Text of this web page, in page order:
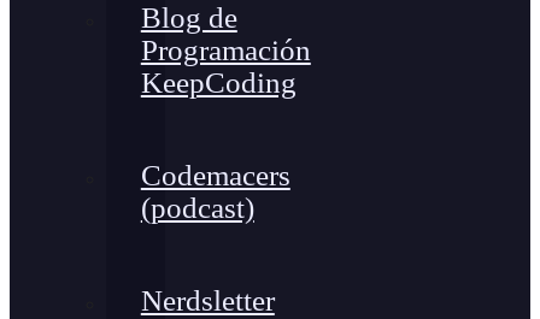
Blog de
Programación
KeepCoding
Codemacers
(podcast)
Nerdsletter